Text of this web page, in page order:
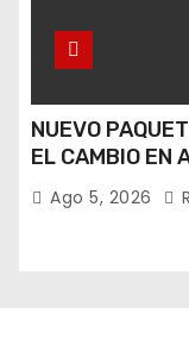
NUEVO
EL CAMBIO EN
Ago 5, 2026